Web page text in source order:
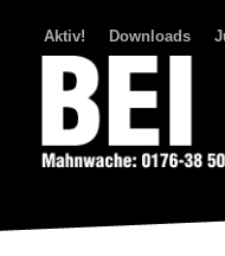
Aktiv! Downloads